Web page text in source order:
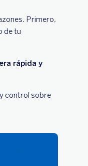
Primero,
de tu
rápida y
control sobre